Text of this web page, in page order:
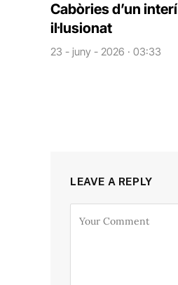
Cabòries d’un interí
il·lusionat
23 - juny - 2026 · 03:33
LEAVE A REPLY